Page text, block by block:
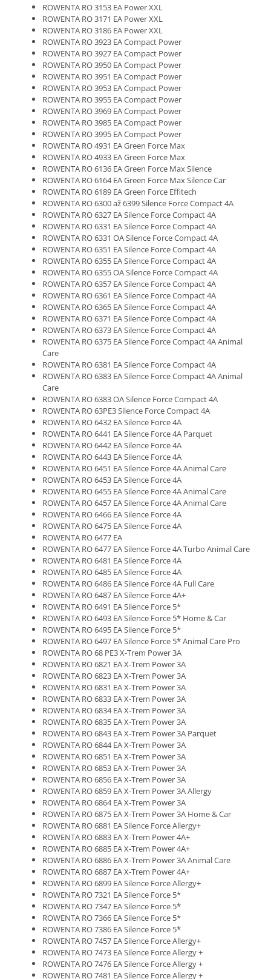
ROWENTA RO 3153 EA Power XXL
ROWENTA RO 3171 EA Power XXL
ROWENTA RO 3186 EA Power XXL
ROWENTA RO 3923 EA Compact Power
ROWENTA RO 3927 EA Compact Power
ROWENTA RO 3950 EA Compact Power
ROWENTA RO 3951 EA Compact Power
ROWENTA RO 3953 EA Compact Power
ROWENTA RO 3955 EA Compact Power
ROWENTA RO 3969 EA Compact Power
ROWENTA RO 3985 EA Compact Power
ROWENTA RO 3995 EA Compact Power
ROWENTA RO 4931 EA Green Force Max
ROWENTA RO 4933 EA Green Force Max
ROWENTA RO 6136 EA Green Force Max Silence
ROWENTA RO 6164 EA Green Force Max Silence Car
ROWENTA RO 6189 EA Green Force Effitech
ROWENTA RO 6300 až 6399 Silence Force Compact 4A
ROWENTA RO 6327 EA Silence Force Compact 4A
ROWENTA RO 6331 EA Silence Force Compact 4A
ROWENTA RO 6331 OA Silence Force Compact 4A
ROWENTA RO 6351 EA Silence Force Compact 4A
ROWENTA RO 6355 EA Silence Force Compact 4A
ROWENTA RO 6355 OA Silence Force Compact 4A
ROWENTA RO 6357 EA Silence Force Compact 4A
ROWENTA RO 6361 EA Silence Force Compact 4A
ROWENTA RO 6365 EA Silence Force Compact 4A
ROWENTA RO 6371 EA Silence Force Compact 4A
ROWENTA RO 6373 EA Silence Force Compact 4A
ROWENTA RO 6375 EA Silence Force Compact 4A Animal
Care
ROWENTA RO 6381 EA Silence Force Compact 4A
ROWENTA RO 6383 EA Silence Force Compact 4A Animal
Care
ROWENTA RO 6383 OA Silence Force Compact 4A
ROWENTA RO 63PE3 Silence Force Compact 4A
ROWENTA RO 6432 EA Silence Force 4A
ROWENTA RO 6441 EA Silence Force 4A Parquet
ROWENTA RO 6442 EA Silence Force 4A
ROWENTA RO 6443 EA Silence Force 4A
ROWENTA RO 6451 EA Silence Force 4A Animal Care
ROWENTA RO 6453 EA Silence Force 4A
ROWENTA RO 6455 EA Silence Force 4A Animal Care
ROWENTA RO 6457 EA Silence Force 4A Animal Care
ROWENTA RO 6466 EA Silence Force 4A
ROWENTA RO 6475 EA Silence Force 4A
ROWENTA RO 6477 EA
ROWENTA RO 6477 EA Silence Force 4A Turbo Animal Care
ROWENTA RO 6481 EA Silence Force 4A
ROWENTA RO 6485 EA Silence Force 4A
ROWENTA RO 6486 EA Silence Force 4A Full Care
ROWENTA RO 6487 EA Silence Force 4A+
ROWENTA RO 6491 EA Silence Force 5*
ROWENTA RO 6493 EA Silence Force 5* Home & Car
ROWENTA RO 6495 EA Silence Force 5*
ROWENTA RO 6497 EA Silence Force 5* Animal Care Pro
ROWENTA RO 68 PE3 X-Trem Power 3A
ROWENTA RO 6821 EA X-Trem Power 3A
ROWENTA RO 6823 EA X-Trem Power 3A
ROWENTA RO 6831 EA X-Trem Power 3A
ROWENTA RO 6833 EA X-Trem Power 3A
ROWENTA RO 6834 EA X-Trem Power 3A
ROWENTA RO 6835 EA X-Trem Power 3A
ROWENTA RO 6843 EA X-Trem Power 3A Parquet
ROWENTA RO 6844 EA X-Trem Power 3A
ROWENTA RO 6851 EA X-Trem Power 3A
ROWENTA RO 6853 EA X-Trem Power 3A
ROWENTA RO 6856 EA X-Trem Power 3A
ROWENTA RO 6859 EA X-Trem Power 3A Allergy
ROWENTA RO 6864 EA X-Trem Power 3A
ROWENTA RO 6875 EA X-Trem Power 3A Home & Car
ROWENTA RO 6881 EA Silence Force Allergy+
ROWENTA RO 6883 EA X-Trem Power 4A+
ROWENTA RO 6885 EA X-Trem Power 4A+
ROWENTA RO 6886 EA X-Trem Power 3A Animal Care
ROWENTA RO 6887 EA X-Trem Power 4A+
ROWENTA RO 6899 EA Silence Force Allergy+
ROWENTA RO 7321 EA Silence Force 5*
ROWENTA RO 7347 EA Silence Force 5*
ROWENTA RO 7366 EA Silence Force 5*
ROWENTA RO 7386 EA Silence Force 5*
ROWENTA RO 7457 EA Silence Force Allergy+
ROWENTA RO 7473 EA Silence Force Allergy +
ROWENTA RO 7476 EA Silence Force Allergy +
ROWENTA RO 7481 EA Silence Force Allergy +